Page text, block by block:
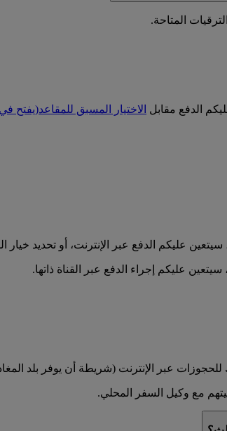
المتاحة.
الاختيار المسبق للمقاعد(يفتح
عليكم الدفع عبر الإنترنت، أو تحديد خيار
عليكم إجراء الدفع عبر القناة ذاتها.
عبر الإنترنت (شريطة أن يوفر بلد
مع وكيل السفر المحلي.